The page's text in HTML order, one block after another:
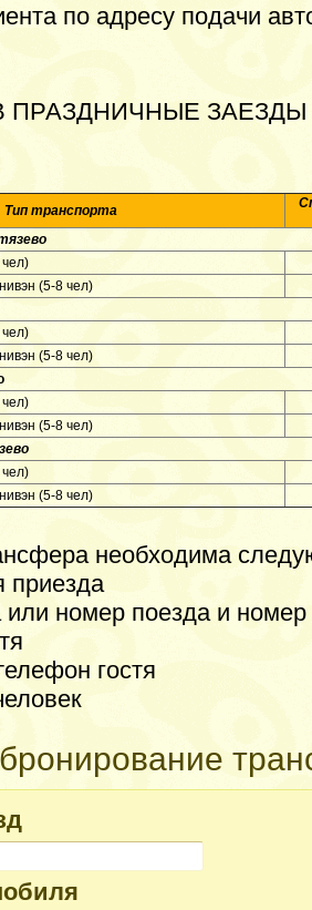
по адресу подачи
ЗАЕЗДЫ
Тип транспорта
(5-8 чел)
(5-8 чел)
(5-8 чел)
(5-8 чел)
необходима
приезда
номер поезда и номер
гостя